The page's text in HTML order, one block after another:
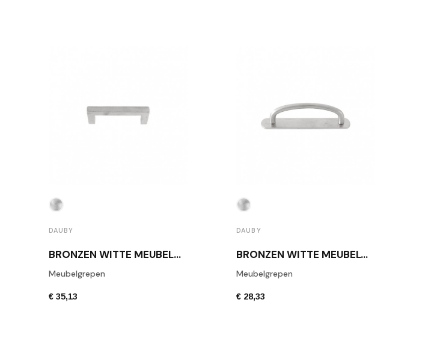
DAUBY
BRONZEN WITTE MEUBELHANDGREEP DAUBY PMQ 96 WBS
Meubelgrepen
€ 35,13
DAUBY
BRONZEN WITTE MEUBELGREEP DAUBY PMR WBS
Meubelgrepen
€ 28,33